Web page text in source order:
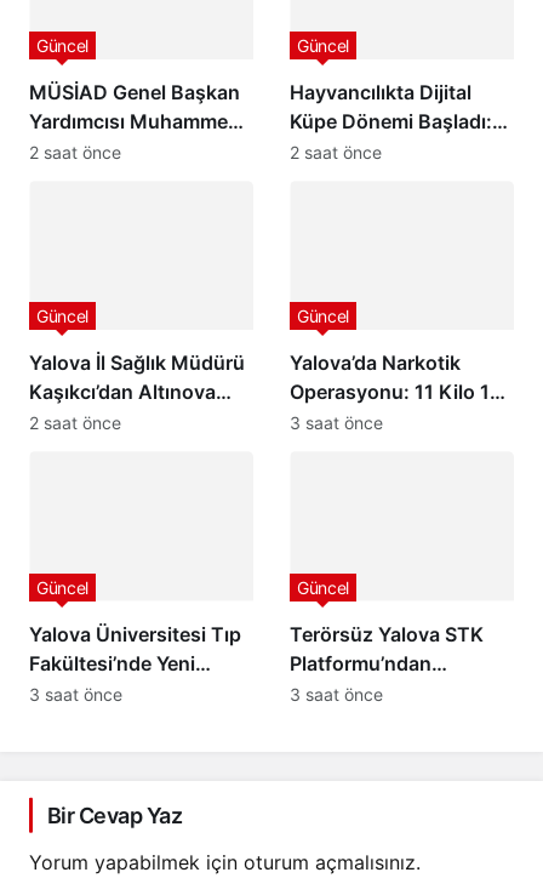
MÜSİAD Genel Başkan
Yardımcısı Muhammed
Selim Başdemir’den
Güncel
2 saat önce
Hayvancılıkta Dijital
Küpe Dönemi Başladı:
GEKİS İlk Kez Kars’ta
Güncel
2 saat önce
Yalova İl Sağlık Müdürü
Kaşıkcı’dan Altınova
Kaymakamı Göksu
Güncel
2 saat önce
Yalova’da Narkotik
Operasyonu: 11 Kilo 185
Gram Uyuşturucu Ele
Güncel
3 saat önce
Yalova Üniversitesi Tıp
Fakültesi’nde Yeni
Dönem Başlıyor:
Güncel
3 saat önce
Terörsüz Yalova STK
Platformu’ndan
“Terörsüz Türkiye”
Güncel
3 saat önce
Bir Cevap Yaz
Yorum yapabilmek için oturum açmalısınız.